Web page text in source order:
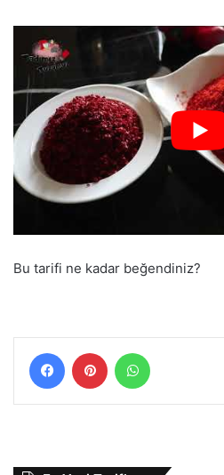
Bu tarifi ne kadar beğendiniz?
FacebookPinterest